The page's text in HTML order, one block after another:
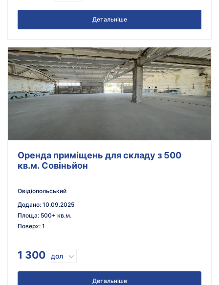
Детальніше
Оренда приміщень для складу з 500
кв.м. Совіньйон
Овідіопольський
Додано: 10.09.2025
Площа: 500+ кв.м.
Поверх: 1
1 300 дол
Детальніше